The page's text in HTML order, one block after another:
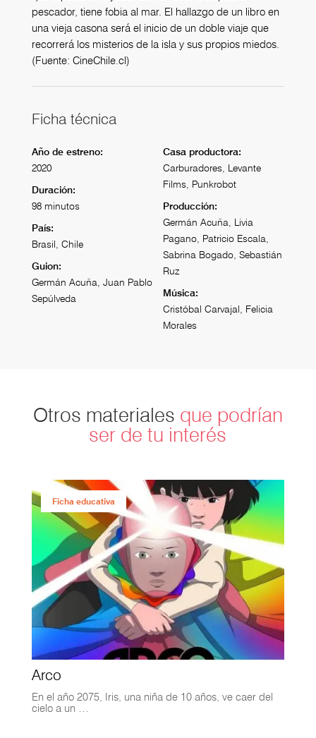
pescador, tiene fobia al mar. El hallazgo de un libro en
una vieja casona será el inicio de un doble viaje que
recorrerá los misterios de la isla y sus propios miedos.
(Fuente: CineChile.cl)
Ficha técnica
Año de estreno:
2020
Duración:
98 minutos
País:
Brasil, Chile
Guion:
Germán Acuña, Juan Pablo
Sepúlveda
Casa productora:
Carburadores, Levante
Films, Punkrobot
Producción:
Germán Acuña, Livia
Pagano, Patricio Escala,
Sabrina Bogado, Sebastián
Ruz
Música:
Cristóbal Carvajal, Felicia
Morales
Otros materiales que podrían
ser de tu interés
Ficha educativa
Arco
En el año 2075, Iris, una niña de 10 años, ve caer del
cielo a un …